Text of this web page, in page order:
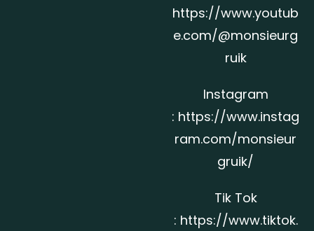
https://www.youtub
e.com/@monsieurg
ruik
Instagram
: https://www.instag
ram.com/monsieur
gruik/
Tik Tok
: https://www.tiktok.